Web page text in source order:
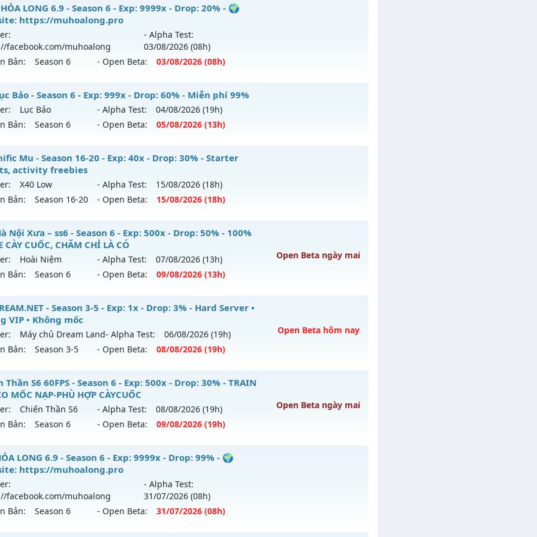
KING SS6.15 - PHIÊN BẢN CUSTOM SS6.15
mới ra tháng 08 2026 - Mở máy chủ
ANH HÙNG
555x - Drop: 100%
loại: Mu Custom thêm đồ mới
SPK
LONG 6.9 - Season 6 - Exp: 9999x - Drop: 20% - 🌍
https://muhoalong.pro
facebook.com/muhoalong
- Alpha Test:
03/08/2026 (08h)
Bản:
Season 6 - Open Beta: 03/08/2026 (08h)
HỎA LONG 6.9 - 🌍 Website: https://muhoalong.pro
ra tháng 08 2026 - Mở máy chủ https://facebook.com/muhoalong
08/2626
Non Reset
Mu Nguyên bản Webzen
Bảo - Season 6 - Exp: 999x - Drop: 60% - Miễn phí 99%
Lục Bảo - Alpha Test: 04/08/2026 (19h)
Bản:
Season 6 - Open Beta: 05/08/2026 (13h)
Lục Bảo - Miễn phí 99%
mới ra tháng 08 2026 - Mở máy chủLục Bảovào 13h ngày 05/08/2626
999x - Drop: 60%
loại: Mu Custom thêm đồ mới
SharkAnti
Mu - Season 16-20 - Exp: 40x - Drop: 30% - Starter
activity freebies
X40 Low - Alpha Test: 15/08/2026 (18h)
Bản:
Season 16-20 - Open Beta: 15/08/2026 (18h)
Mu - Starter events, activity freebies
mới ra tháng 08 2026 - Mở máy chủX40 Lowvào 18h ngày 15/08/2626
40x - Drop: 30%
loại: Mu Nguyên bản Webzen
Mega-Anti
Nội Xưa – ss6 - Season 6 - Exp: 500x - Drop: 50% - 100%
CÀY CUỐC, CHĂM CHỈ LÀ CÓ
Hoài Niệm - Alpha Test: 07/08/2026 (13h)
Bản:
Season 6 - Open Beta: 09/08/2026 (13h)
Open Beta ngày mai
Hà Nội Xưa – ss6 - 100% GAME CÀY CUỐC, CHĂM CHỈ LÀ CÓ
mới ra tháng 08 2026 - Mở máy chủHoài Niệmvào 13h ngày 09/08/2626
500x - Drop: 50%
loại: Mu Nguyên bản Webzen
BDCAM
- Season 3-5 - Exp: 1x - Drop: 3% - Hard Server •
VIP • Không mốc
Máy chủ Dream Land- Alpha Test: 06/08/2026 (19h)
Bản:
Season 3-5 - Open Beta: 08/08/2026 (19h)
Open Beta hôm nay
- Hard Server • Không VIP • Không mốc
mới ra tháng 08 2026 - Mở máy chủMáy chủ Dream Land
vào 19h ngày
2626
reset: Non Reset
loại: Mu Nguyên bản Webzen
Chống Hack/ Dupe 100%
Thần S6 60FPS - Season 6 - Exp: 500x - Drop: 30% - TRAIN
MỐC NẠP-PHÙ HỢP CÀYCUỐC
Chiến Thần S6 - Alpha Test: 08/08/2026 (19h)
Bản:
Season 6 - Open Beta: 09/08/2026 (19h)
Open Beta ngày mai
Thần S6 60FPS - TRAIN WC-KO MỐC NẠP-PHÙ HỢP CÀYCUỐC
mới ra tháng 08 2026 - Mở máy chủ
Chiến Thần S6
500x - Drop: 30%
LONG 6.9 - Season 6 - Exp: 9999x - Drop: 99% - 🌍
https://muhoalong.pro
facebook.com/muhoalong
- Alpha Test:
31/07/2026 (08h)
Bản:
Season 6 - Open Beta: 31/07/2026 (08h)